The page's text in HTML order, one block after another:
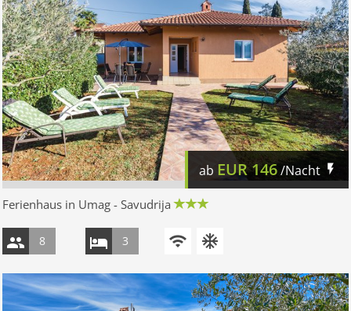
ab EUR146/Nacht
Ferienhaus in Umag - Savudrija
8 3